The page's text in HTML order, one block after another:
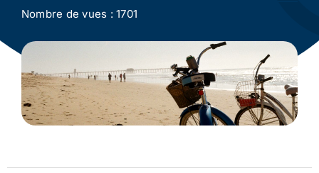
Actualité
Nombre de vues : 1701